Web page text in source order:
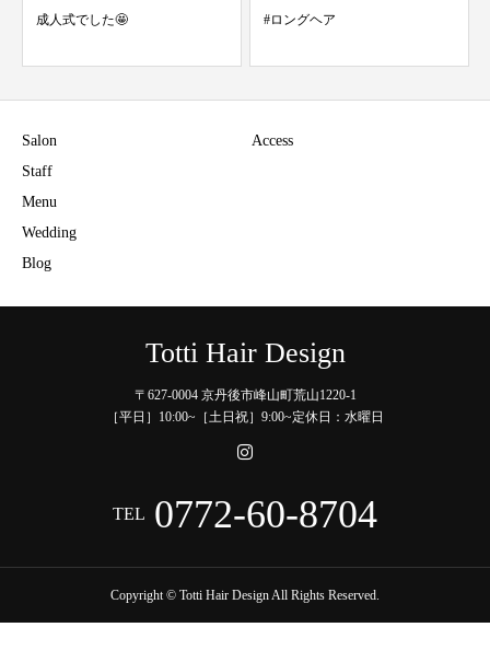
成人式でした🤩 #ロングヘア
Salon
Staff
Menu
Wedding
Blog
Access
Totti Hair Design
〒627-0004 京丹後市峰山町荒山1220-1
［平日］10:00~［土日祝］9:00~定休日：水曜日
TEL 0772-60-8704
Copyright © Totti Hair Design All Rights Reserved.